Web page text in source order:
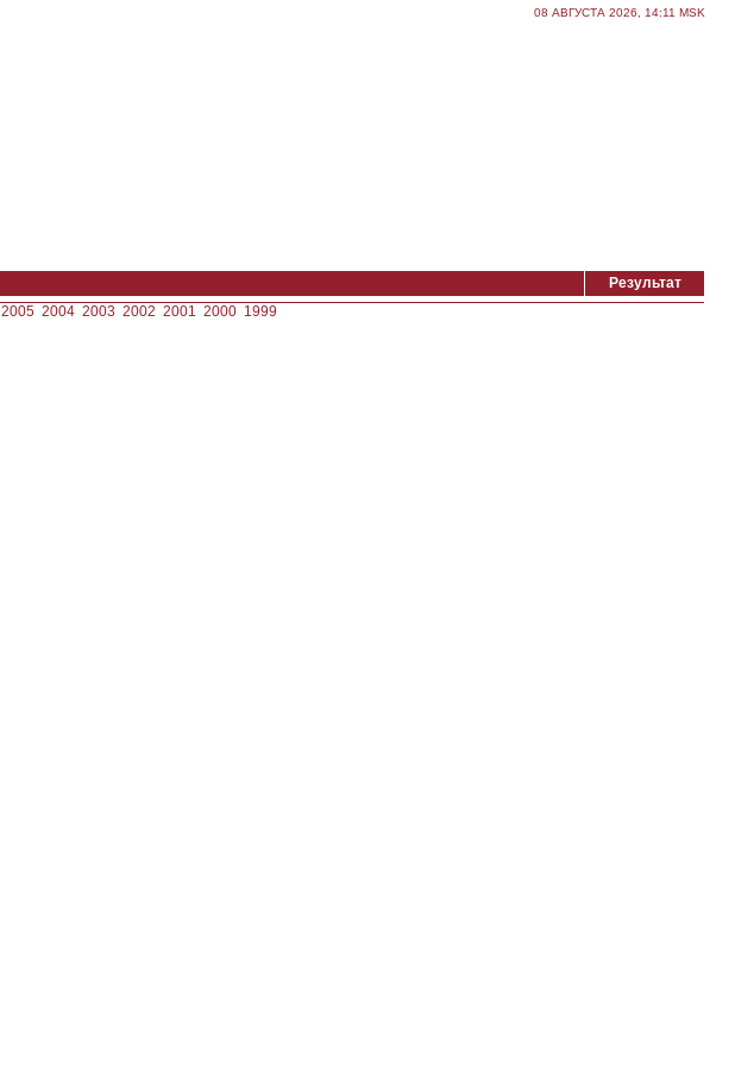
08 АВГУСТА 2026, 14:11 MSK
Результат
2005 2004 2003 2002 2001 2000 1999